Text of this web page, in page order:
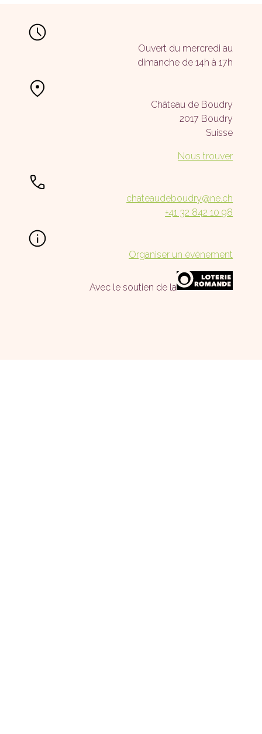
Ouvert du mercredi au
dimanche de 14h à 17h
Château de Boudry
2017 Boudry
Suisse
Nous trouver
chateaudeboudry@ne.ch
+41 32 842 10 98
Organiser un événement
Avec le soutien de la